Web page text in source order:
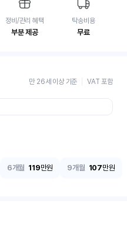
정비/관리 혜택
부분 제공
탁송비용
무료
만 26세 이상 기준 VAT 포함
6개월 119만원 9개월 107만원